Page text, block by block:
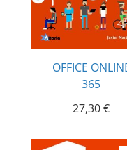
OFFICE
365
27,30€